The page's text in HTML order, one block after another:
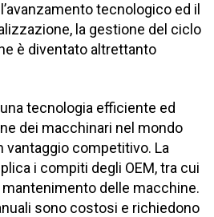
tecnologico ed il
la gestione del ciclo
è diventato altrettanto
tecnologia efficiente ed
dei macchinari nel mondo
vantaggio competitivo. La
i compiti degli OEM, tra cui
delle macchine.
sono costosi e richiedono